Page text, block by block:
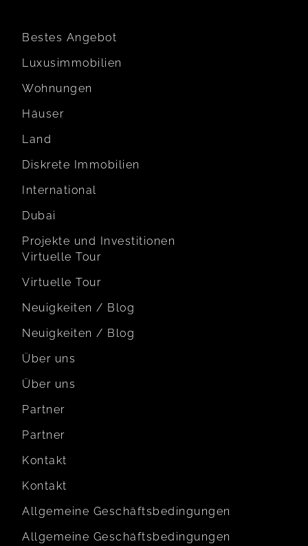
Bestes Angebot
Luxusimmobilien
Wohnungen
Häuser
Land
Diskrete Immobilien
International
Dubai
Projekte und Investitionen
Virtuelle Tour
Virtuelle Tour
Neuigkeiten / Blog
Neuigkeiten / Blog
Über uns
Über uns
Partner
Partner
Kontakt
Kontakt
Allgemeine Geschäftsbedingungen
Allgemeine Geschäftsbedingungen